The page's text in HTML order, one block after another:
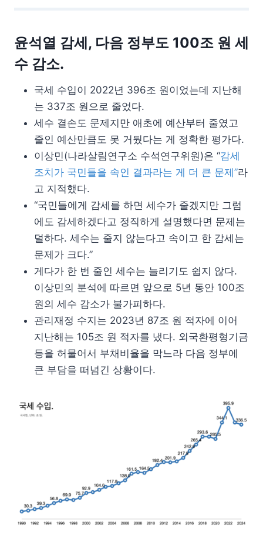
윤석열 감세, 다음 정부도 100조 원 세
수 감소.
국세 수입이 2022년 396조 원이었는데 지난해
는 337조 원으로 줄었다.
세수 결손도 문제지만 애초에 예산부터 줄였고
줄인 예산만큼도 못 거뒀다는 게 정확한 평가다.
이상민(나라살림연구소 수석연구위원)은 “감세
조치가 국민들을 속인 결과라는 게 더 큰 문제”라
고 지적했다.
“국민들에게 감세를 하면 세수가 줄겠지만 그럼
에도 감세하겠다고 정직하게 설명했다면 문제는
덜하다. 세수는 줄지 않는다고 속이고 한 감세는
문제가 크다.”
게다가 한 번 줄인 세수는 늘리기도 쉽지 않다.
이상민의 분석에 따르면 앞으로 5년 동안 100조
원의 세수 감소가 불가피하다.
관리재정 수지는 2023년 87조 원 적자에 이어
지난해는 105조 원 적자를 냈다. 외국환평형기금
등을 허물어서 부채비율을 막느라 다음 정부에
큰 부담을 떠넘긴 상황이다.